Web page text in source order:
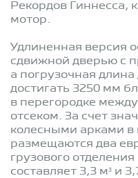
Рекордов Гиннесса,
мотор.
Удлиненная версия
сдвижной дверью с
а погрузочная
достигать 3250 мм
в перегородке
отсеком. За счет
колесными арками в
размещаются два
грузового
составляет 3,3 м³ и